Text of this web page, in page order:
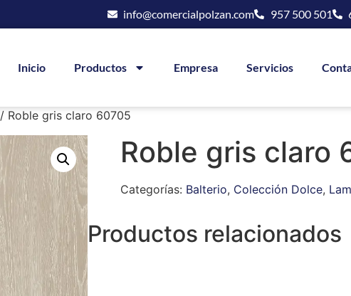
info@comercialpolzan.com 957 500 501
Inicio Productos Empresa Servicios
/ Roble gris claro 60705
Roble gris claro
Categorías: Balterio, Colección Dolce,
Productos relacionados